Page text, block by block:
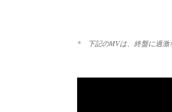
* 下記のMVは、終盤に過激